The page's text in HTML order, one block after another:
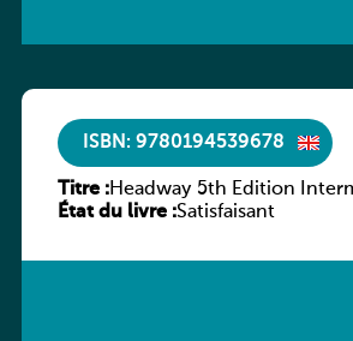
ISBN: 9780194539678
Titre :Headway 5th Edition
Workbook without key
État du livre :Satisfaisant